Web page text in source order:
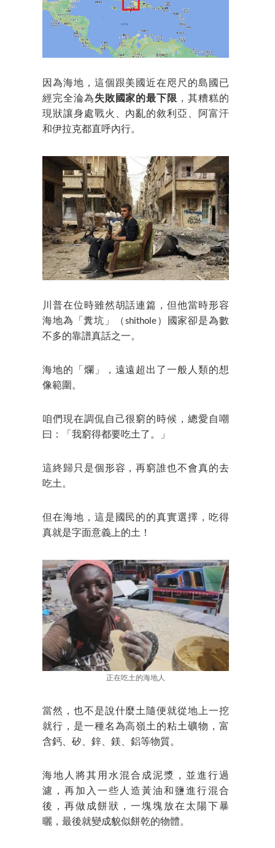
因為海地，這個跟美國近在咫尺的島國已
經完全淪為失敗國家的最下限 ，其糟糕的
現狀讓身處戰火、內亂的敘利亞、阿富汗
和伊拉克都直呼內行。
川普在位時雖然胡話連篇，但他當時形容
海地為「糞坑」（shithole）國家卻是為數
不多的靠譜真話之一。
海地的「爛」，遠遠超出了一般人類的想
像範圍。
咱們現在調侃自己很窮的時候，總愛自嘲
曰：「我窮得都要吃土了。」
這終歸只是個形容，再窮誰也不會真的去
吃土。
但在海地，這是國民的的真實選擇，吃得
真就是字面意義上的土！
正在吃土的海地人
當然，也不是說什麼土隨便就從地上一挖
就行，是一種名為高嶺土的粘土礦物，富
含鈣、矽、鋅、鎂、鋁等物質。
海地人將其用水混合成泥漿，並進行過
濾，再加入一些人造黃油和鹽進行混合
後，再做成餅狀，一塊塊放在太陽下暴
曬，最後就變成貌似餅乾的物體。